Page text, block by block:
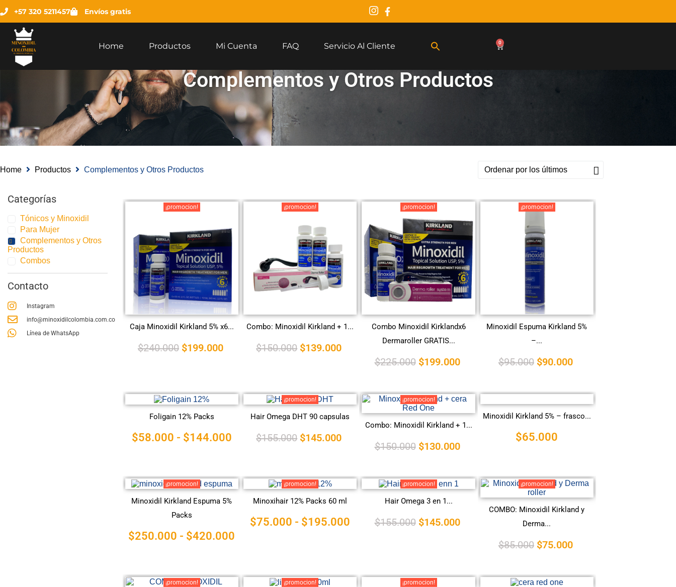
+57 320 5211457 Envíos gratis
Home Productos Mi Cuenta FAQ Servicio Al Cliente 0
Complementos y Otros Productos
Home Productos Complementos y Otros Productos
Categorías
Tónicos y Minoxidil
Para Mujer
Complementos y Otros
Productos
Combos
Contacto
Instagram
info@minoxidilcolombia.com.co
Línea de WhatsApp
¡promocion!
Caja Minoxidil Kirkland 5% x6...
$240.000 $199.000
¡promocion!
Combo: Minoxidil Kirkland + 1...
$150.000 $139.000
¡promocion!
Combo Minoxidil Kirklandx6
Dermaroller GRATIS...
$225.000 $199.000
¡promocion!
Minoxidil Espuma Kirkland 5%
–...
$95.000 $90.000
Foligain 12% Packs
$58.000 - $144.000
¡promocion!
Hair Omega DHT 90 capsulas
$155.000 $145.000
¡promocion!
Combo: Minoxidil Kirkland + 1...
$150.000 $130.000
Minoxidil Kirkland 5% – frasco...
$65.000
¡promocion!
Minoxidil Kirkland Espuma 5%
Packs
$250.000 - $420.000
¡promocion!
Minoxihair 12% Packs 60 ml
$75.000 - $195.000
¡promocion!
Hair Omega 3 en 1...
$155.000 $145.000
¡promocion!
COMBO: Minoxidil Kirkland y
Derma...
$85.000 $75.000
¡promocion! ¡promocion! ¡promocion!